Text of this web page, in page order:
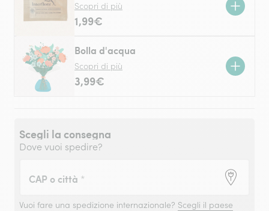
Scopri di più
1,99€
Bolla d'acqua
Scopri di più
3,99€
Scegli la consegna
Dove vuoi spedire?
CAP o città *
Vuoi fare una spedizione internazionale? Scegli il paese